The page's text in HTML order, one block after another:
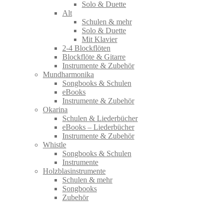
Solo & Duette
Alt
Schulen & mehr
Solo & Duette
Mit Klavier
2-4 Blockflöten
Blockflöte & Gitarre
Instrumente & Zubehör
Mundharmonika
Songbooks & Schulen
eBooks
Instrumente & Zubehör
Okarina
Schulen & Liederbücher
eBooks – Liederbücher
Instrumente & Zubehör
Whistle
Songbooks & Schulen
Instrumente
Holzblasinstrumente
Schulen & mehr
Songbooks
Zubehör